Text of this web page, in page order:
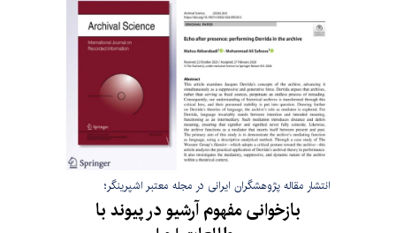
انتشار مقاله پژوهشگران ایرانی در مجله معتبر اشپرینگر؛
بازخوانی مفهوم آرشیو در پیوند با